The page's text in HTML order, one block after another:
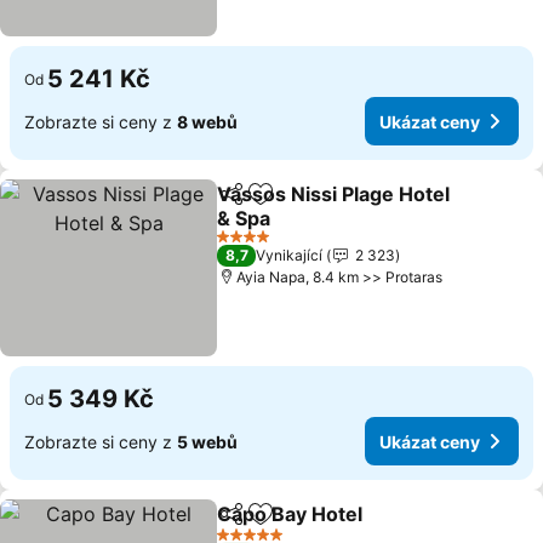
Od 5 241 Kč
Zobrazte si ceny z 8 webů Ukázat ceny
SdíletPřidat na seznam oblíbených
Vassos Nissi Plage Hotel
& Spa
Ukázat ceny
4 Počet hvězdiček
8,7 Vynikající
2 323
Ayia Napa, 8.4 km >> Protaras
Od 5 349 Kč
Zobrazte si ceny z 5 webů Ukázat ceny
SdíletPřidat na seznam oblíbených
Capo Bay Hotel